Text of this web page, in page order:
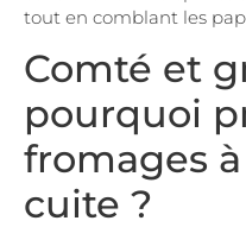
tout en comblant les
Comté et
pourquoi
fromages
cuite ?